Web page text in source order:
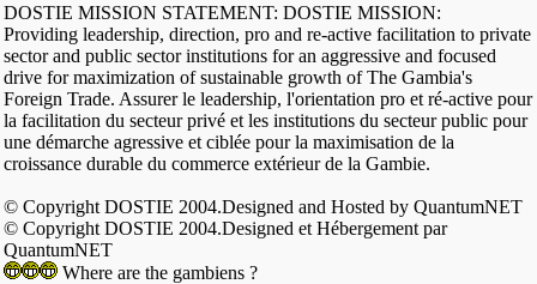
DOSTIE MISSION STATEMENT: DOSTIE MISSION:
Providing leadership, direction, pro and re-active facilitation to private
sector and public sector institutions for an aggressive and focused
drive for maximization of sustainable growth of The Gambia's
Foreign Trade. Assurer le leadership, l'orientation pro et ré-active pour
la facilitation du secteur privé et les institutions du secteur public pour
une démarche agressive et ciblée pour la maximisation de la
croissance durable du commerce extérieur de la Gambie.
© Copyright DOSTIE 2004.Designed and Hosted by QuantumNET
© Copyright DOSTIE 2004.Designed et Hébergement par
QuantumNET
Where are the gambiens ?